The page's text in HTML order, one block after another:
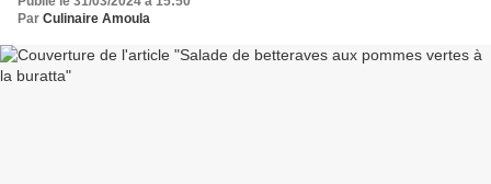
Par Culinaire Amoula